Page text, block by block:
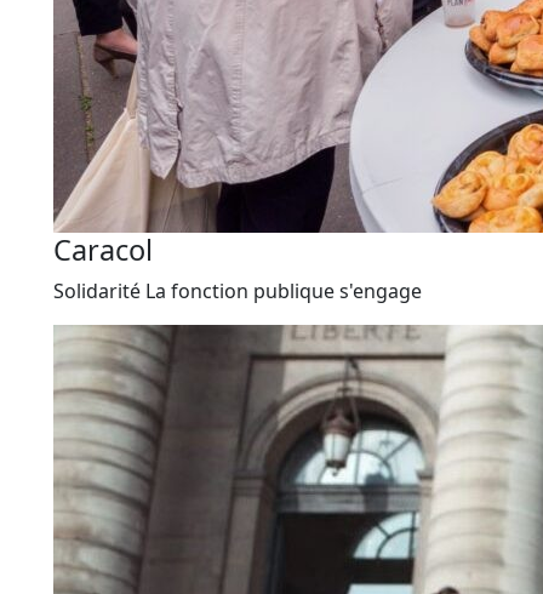
Caracol
Solidarité La fonction publique s'engage